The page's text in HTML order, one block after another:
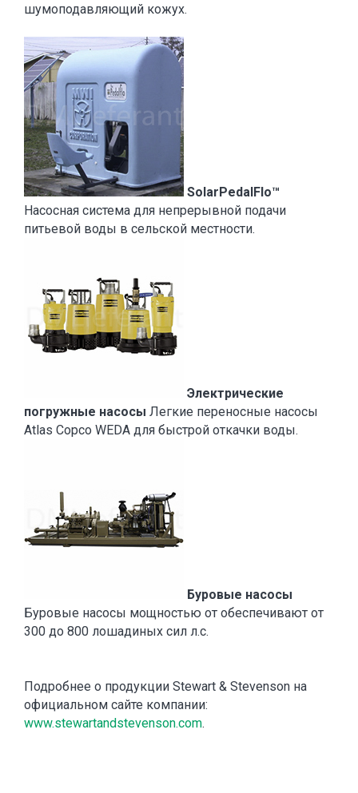
шумоподавляющий кожух.
SolarPedalFlo™
Насосная система для непрерывной подачи
питьевой воды в сельской местности.
Электрические
погружные насосы Легкие переносные насосы
Atlas Copco WEDA для быстрой откачки воды.
Буровые насосы
Буровые насосы мощностью от обеспечивают от
300 до 800 лошадиных сил л.с.
Подробнее о продукции Stewart & Stevenson на
официальном сайте компании:
www.stewartandstevenson.com.